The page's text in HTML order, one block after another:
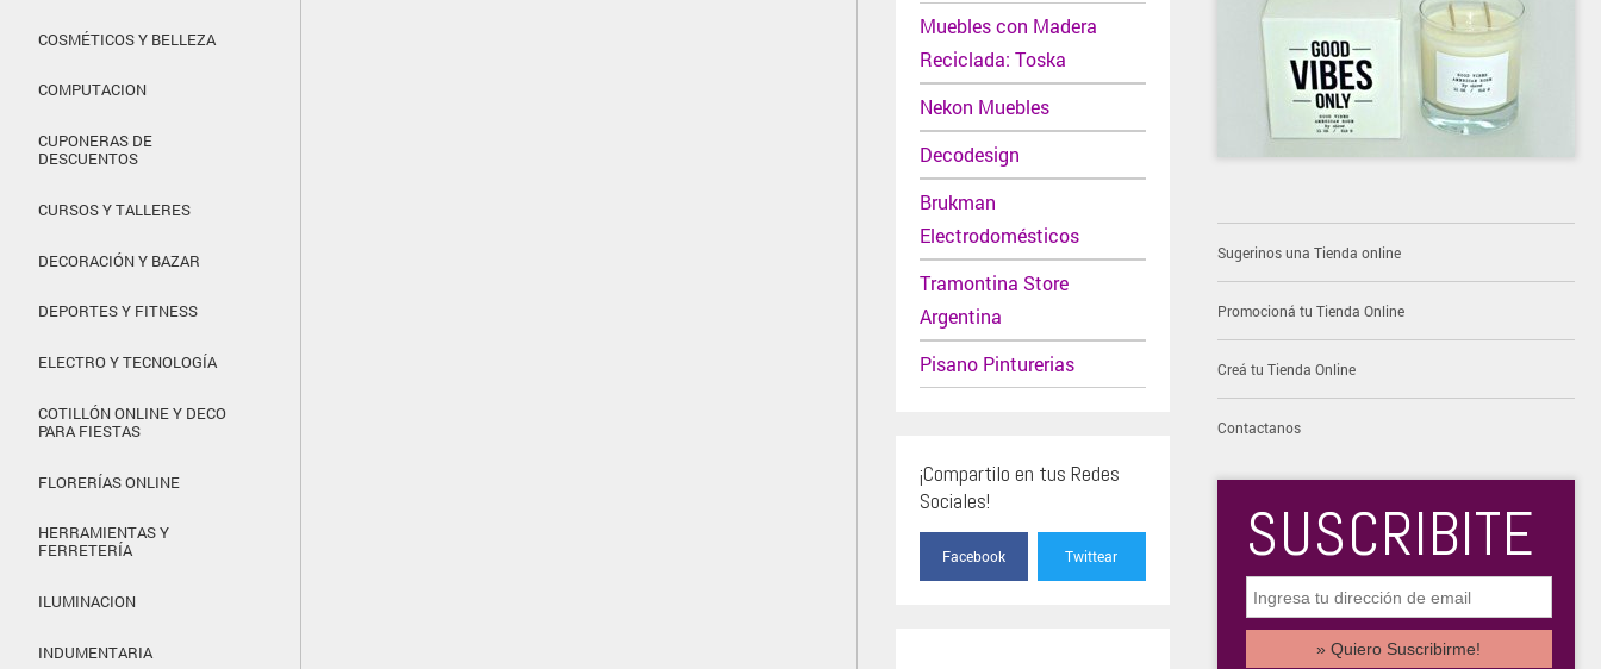
COSMÉTICOS Y BELLEZA
COMPUTACION
CUPONERAS DE
DESCUENTOS
CURSOS Y TALLERES
DECORACIÓN Y BAZAR
DEPORTES Y FITNESS
ELECTRO Y TECNOLOGÍA
COTILLÓN ONLINE Y DECO
PARA FIESTAS
FLORERÍAS ONLINE
HERRAMIENTAS Y
FERRETERÍA
ILUMINACION
INDUMENTARIA
Muebles con Madera
Reciclada: Toska
Nekon Muebles
Decodesign
Brukman
Electrodomésticos
Tramontina Store
Argentina
Pisano Pinturerias
¡Compartilo en tus Redes
Sociales!
Facebook Twittear
Sugerinos una Tienda online
Promocioná tu Tienda Online
Creá tu Tienda Online
Contactanos
SUSCRIBITE